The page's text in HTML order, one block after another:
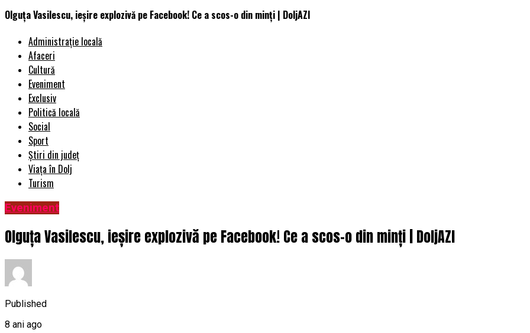
Olguța Vasilescu, ieșire explozivă pe Facebook! Ce a scos-o din minți | DoljAZI
Administrație locală
Afaceri
Cultură
Eveniment
Exclusiv
Politică locală
Social
Sport
Știri din județ
Viața în Dolj
Turism
Eveniment
Olguța Vasilescu, ieșire explozivă pe Facebook! Ce a scos-o din minți | DoljAZI
Published
8 ani ago